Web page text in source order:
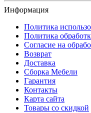
Информация
Политика
Политика
Согласие на
Возврат
Доставка
Сборка Мебели
Гарантия
Контакты
Карта сайта
Товары со скидкой